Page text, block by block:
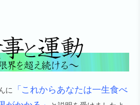
に
「これからあなたは一生食べ